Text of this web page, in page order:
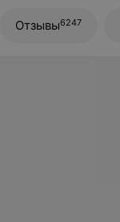
Отзывы6247